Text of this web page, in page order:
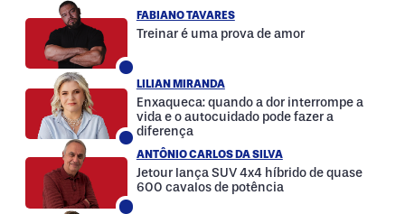
FABIANO TAVARES
Treinar é uma prova de amor
LILIAN MIRANDA
Enxaqueca: quando a dor interrompe a
vida e o autocuidado pode fazer a
diferença
ANTÔNIO CARLOS DA SILVA
Jetour lança SUV 4x4 híbrido de quase
600 cavalos de potência